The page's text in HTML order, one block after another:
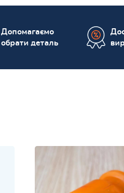
Допомагаємо
обрати деталь